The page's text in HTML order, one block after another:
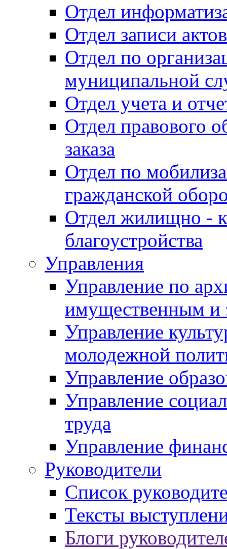
Отдел
Отдел записи
Отдел по
муниципальной
Отдел учета и
Отдел правового
заказа
Отдел по
гражданской
Отдел жилищно -
благоустройства
Управления
Управление по
имущественным и
Управление
молодежной
Управление
Управление
труда
Управление
Руководители
Список
Тексты
Блоги